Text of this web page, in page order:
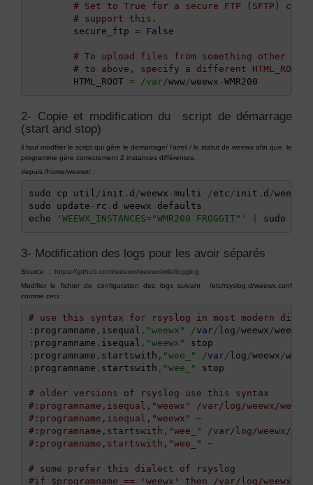
# Set to True for a secure FTP (SFTP)
# support this.
        secure_ftp
= False
# To upload files from something other than
# to above, specify a different HTML_ROOT
        HTML_ROOT
= /var/www/weewx -
2- Copie et modification du script de démarrage
(start and stop)
il faut modfiier le script qui gère le demarrage/ l’arret / le statut de weewx afin que le
programme gère correctement 2 instances différentes.
depuis /home/weewx/ :
sudo cp util /init . d /weewx - multi /etc /init . d /weewx
sudo update - rc . d weewx defaults
echo
'WEEWX_INSTANCES="WMR200 FROGGIT"' sudo tee
3- Modification des logs pour les avoir séparés
Source :
https://github.com/weewx/weewx/wiki/logging
Modifier le fichier de configuration des logs suivant /etc/rsyslog.d/weewx.conf
comme ceci :
# use this syntax for rsyslog in most modern
: programname , isequal , "weewx" /var/ log /weewx /weewx
: programname , isequal , "weewx"
: programname , startswith , "wee_" /var/ log /weewx /weewx
: programname , startswith , "wee_" stop
# older versions of rsyslog use this syntax
#:programname,isequal,"weewx" /var/log/weewx/
#:programname,isequal,"weewx" ~
#:programname,startswith,"wee_" /var/log/weewx/
#:programname,startswith,"wee_" ~
# some prefer this dialect of rsyslog
#if $programname == 'weewx' then /var/log/weewx/